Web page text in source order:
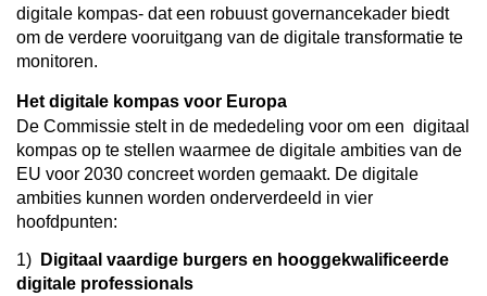
digitale kompas- dat een robuust governancekader biedt
om de verdere vooruitgang van de digitale transformatie te
monitoren.
Het digitale kompas voor Europa
De Commissie stelt in de mededeling voor om een digitaal
kompas op te stellen waarmee de digitale ambities van de
EU voor 2030 concreet worden gemaakt. De digitale
ambities kunnen worden onderverdeeld in vier
hoofdpunten:
1)
Digitaal vaardige burgers en hooggekwalificeerde
digitale professionals